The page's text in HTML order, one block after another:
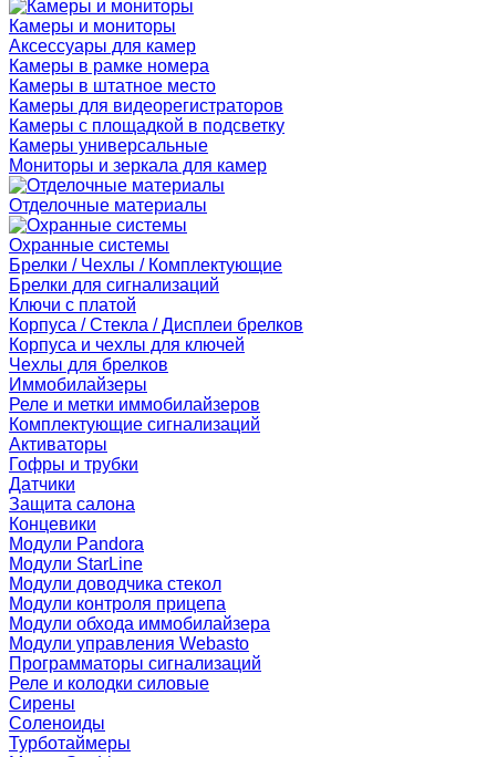
Камеры и мониторы
Аксессуары для камер
Камеры в рамке номера
Камеры в штатное место
Камеры для видеорегистраторов
Камеры с площадкой в подсветку
Камеры универсальные
Мониторы и зеркала для камер
Отделочные материалы
Охранные системы
Брелки / Чехлы / Комплектующие
Брелки для сигнализаций
Ключи с платой
Корпуса / Стекла / Дисплеи брелков
Корпуса и чехлы для ключей
Чехлы для брелков
Иммобилайзеры
Реле и метки иммобилайзеров
Комплектующие сигнализаций
Активаторы
Гофры и трубки
Датчики
Защита салона
Концевики
Модули Pandora
Модули StarLine
Модули доводчика стекол
Модули контроля прицепа
Модули обхода иммобилайзера
Модули управления Webasto
Программаторы сигнализаций
Реле и колодки силовые
Сирены
Соленоиды
Турботаймеры